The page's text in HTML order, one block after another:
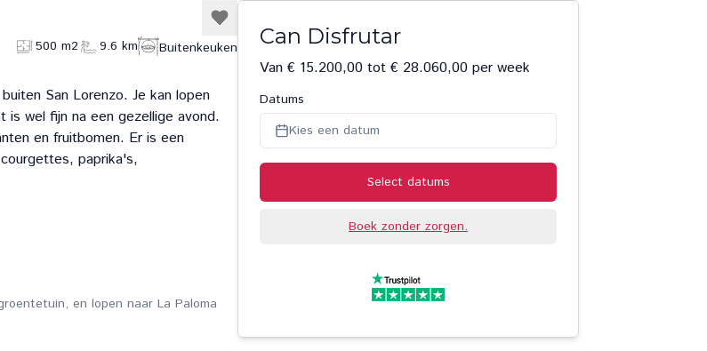
500 m2 9.6 km Buitenkeuken
San Lorenzo. Je kan lopen
is wel fijn na een gezellige avond.
en fruitbomen. Er is een
paprika's,
en lopen naar La Paloma
Can Disfrutar
Van € 15.200,00 tot € 28.060,00 per week
Datums
Kies een datum
Select datums
Boek zonder zorgen.